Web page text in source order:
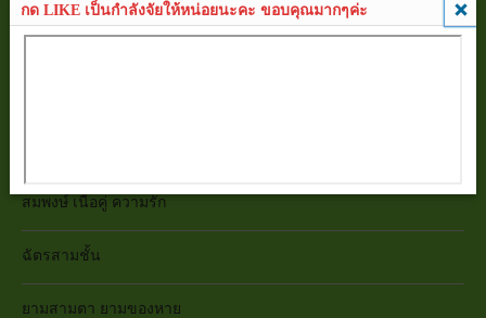
สมพงษ์ เนื้อคู่ ความรัก
ฉัตรสามชั้น
ยามสามตา ยามของหาย
กด LIKE เป็นกำลังจัยให้หน่อยนะคะ ขอบคุณมากๆค่ะ